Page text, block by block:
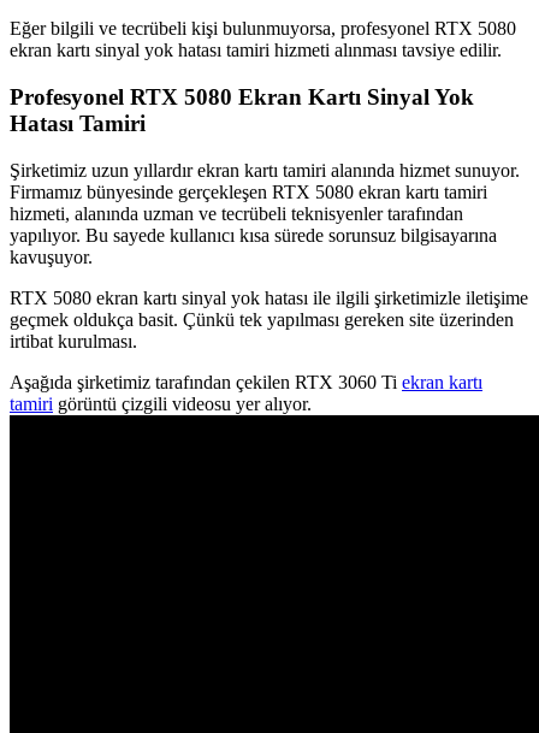
Eğer bilgili ve tecrübeli kişi bulunmuyorsa, profesyonel RTX 5080
ekran kartı sinyal yok hatası tamiri hizmeti alınması tavsiye edilir.
Profesyonel RTX 5080 Ekran Kartı Sinyal Yok
Hatası Tamiri
Şirketimiz uzun yıllardır ekran kartı tamiri alanında hizmet sunuyor.
Firmamız bünyesinde gerçekleşen RTX 5080 ekran kartı tamiri
hizmeti, alanında uzman ve tecrübeli teknisyenler tarafından
yapılıyor. Bu sayede kullanıcı kısa sürede sorunsuz bilgisayarına
kavuşuyor.
RTX 5080 ekran kartı sinyal yok hatası ile ilgili şirketimizle iletişime
geçmek oldukça basit. Çünkü tek yapılması gereken site üzerinden
irtibat kurulması.
Aşağıda şirketimiz tarafından çekilen RTX 3060 Ti ekran kartı
tamiri görüntü çizgili videosu yer alıyor.